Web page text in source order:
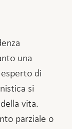
una
di
si
vita.
parziale o